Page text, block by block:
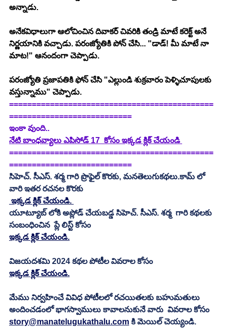
అన్నాడు.
అనేకవిధాలుగా ఆలోచించిన దివాకర్ చివరికి తండ్రి మాటే కరెక్ట్ అనే
నిర్ణయానికి వచ్చాడు. పరంజ్యోతికి పోన్ చేసి... "డాడ్! మీ మాటే నా
మాట!" ఆనందంగా చెప్పాడు.
పరంజ్యోతి ప్రజాపతికి ఫోన్ చేసి "ఎల్లుండి శుక్రవారం పెళ్ళిచూపులకు
వస్తున్నాము" చెప్పాడు.
=============================================
===========================
ఇంకా వుంది..
నేటి బాంధవ్యాలు ఎపిసోడ్ 17  కోసం ఇక్కడ క్లిక్ చేయండి
=============================================
===========================
సిహెచ్. సీఎస్. శర్మ గారి ప్రొఫైల్ కొరకు, మనతెలుగుకథలు.కామ్ లో
వారి ఇతర రచనల కొరకు
ఇక్కడ క్లిక్ చేయండి.
యూట్యూబ్ లోకి అప్లోడ్ చేయబడ్డ సిహెచ్. సీఎస్. శర్మ  గారి కథలకు
సంబంధించిన  ప్లే లిస్ట్ కోసం
ఇక్కడ క్లిక్ చేయండి.
విజయదశమి 2024 కథల పోటీల వివరాల కోసం
ఇక్కడ క్లిక్ చేయండి.
మేము నిర్వహించే వివిధ పోటీలలో రచయితలకు బహుమతులు
అందించడంలో భాగస్వాములు కావాలనుకునే వారు  వివరాల కోసం
story@manatelugukathalu.com కి మెయిల్ చెయ్యండి.